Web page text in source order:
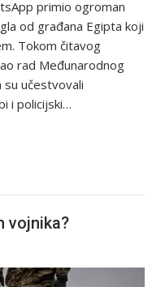
primio ogroman
od građana Egipta koji
Tokom čitavog
rad Međunarodnog
su učestvovali
i policijski…
vojnika?